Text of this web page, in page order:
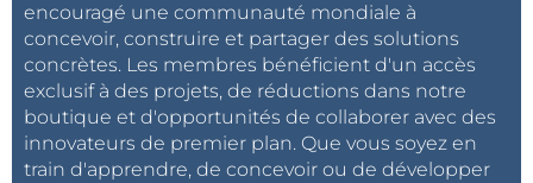
encouragé une communauté mondiale à
concevoir, construire et partager des solutions
concrètes. Les membres bénéficient d'un accès
exclusif à des projets, de réductions dans notre
boutique et d'opportunités de collaborer avec des
innovateurs de premier plan. Que vous soyez en
train d'apprendre, de concevoir ou de développer